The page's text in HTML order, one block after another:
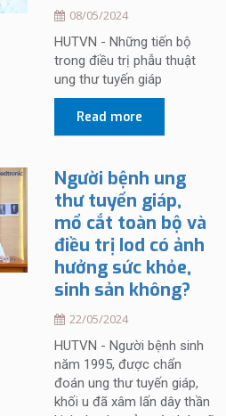
08/05/2024
HUTVN - Những tiến bộ
trong điều trị phẫu thuật
ung thư tuyến giáp
Read more
Người bệnh ung
thư tuyến giáp,
mổ cắt toàn bộ và
điều trị Iod có ảnh
hưởng sức khỏe,
sinh sản không?
22/05/2024
HUTVN - Người bệnh sinh
năm 1995, được chẩn
đoán ung thư tuyến giáp,
khối u đã xâm lấn dây thần